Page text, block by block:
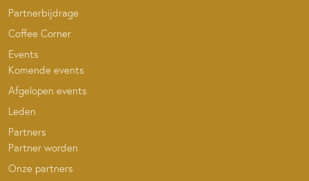
Partnerbijdrage
Coffee Corner
Events
Komende events
Afgelopen events
Leden
Partners
Partner worden
Onze partners